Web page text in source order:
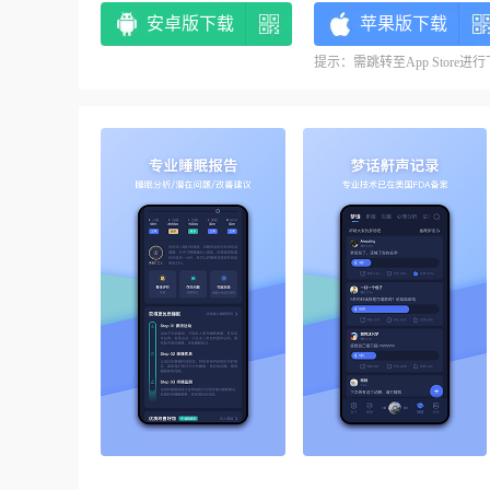
安卓版下载 苹果版下载
提示：需跳转至App Store进行